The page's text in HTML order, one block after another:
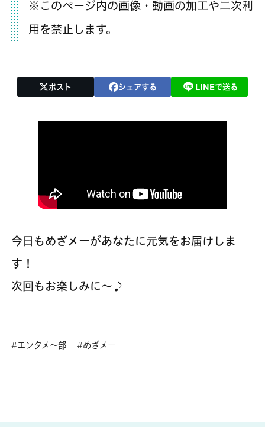
※このページ内の画像・動画の加工や二次利
用を禁止します。
ポスト シェアする LINEで送る
今日もめざメーがあなたに元気をお届けしま
す！
次回もお楽しみに～♪
エンタメ～部 めざメー